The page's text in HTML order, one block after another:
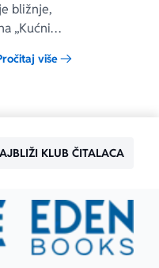
bližnje,
„Kućni
više
KLUB ČITALACA